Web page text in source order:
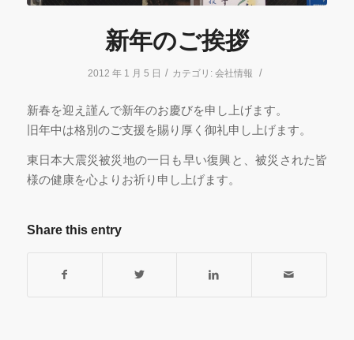
新年のご挨拶
2012 年 1 月 5 日 / カテゴリ: 会社情報 /
新春を迎え謹んで新年のお慶びを申し上げます。
旧年中は格別のご支援を賜り厚く御礼申し上げます。
東日本大震災被災地の一日も早い復興と、被災された皆
様の健康を心よりお祈り申し上げます。
Share this entry